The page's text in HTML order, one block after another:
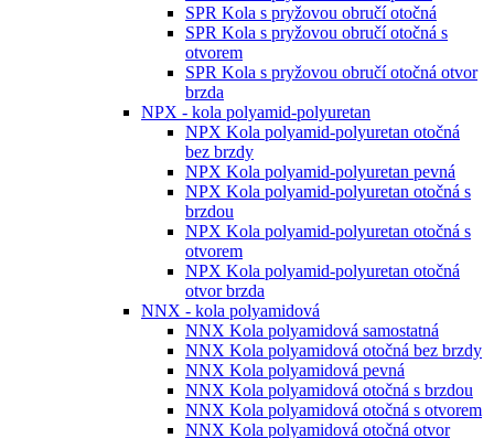
SPR Kola s pryžovou obručí otočná
SPR Kola s pryžovou obručí otočná s
otvorem
SPR Kola s pryžovou obručí otočná otvor
brzda
NPX - kola polyamid-polyuretan
NPX Kola polyamid-polyuretan otočná
bez brzdy
NPX Kola polyamid-polyuretan pevná
NPX Kola polyamid-polyuretan otočná s
brzdou
NPX Kola polyamid-polyuretan otočná s
otvorem
NPX Kola polyamid-polyuretan otočná
otvor brzda
NNX - kola polyamidová
NNX Kola polyamidová samostatná
NNX Kola polyamidová otočná bez brzdy
NNX Kola polyamidová pevná
NNX Kola polyamidová otočná s brzdou
NNX Kola polyamidová otočná s otvorem
NNX Kola polyamidová otočná otvor